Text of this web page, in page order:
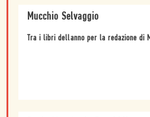
Mucchio Selvaggio
Tra i libri dellanno per la redazione di